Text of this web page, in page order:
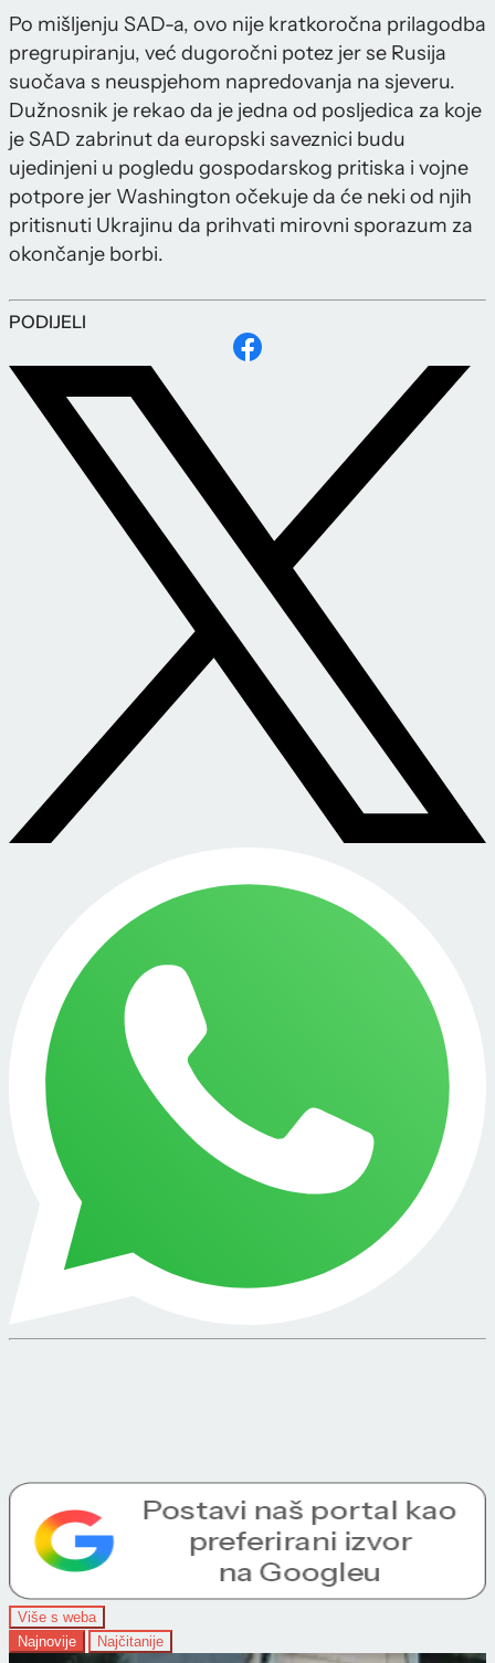
Po mišljenju SAD-a, ovo nije kratkoročna prilagodba
pregrupiranju, već dugoročni potez jer se Rusija
suočava s neuspjehom napredovanja na sjeveru.
Dužnosnik je rekao da je jedna od posljedica za koje
je SAD zabrinut da europski saveznici budu
ujedinjeni u pogledu gospodarskog pritiska i vojne
potpore jer Washington očekuje da će neki od njih
pritisnuti Ukrajinu da prihvati mirovni sporazum za
okončanje borbi.
PODIJELI
Više s weba
Najnovije
Najčitanije